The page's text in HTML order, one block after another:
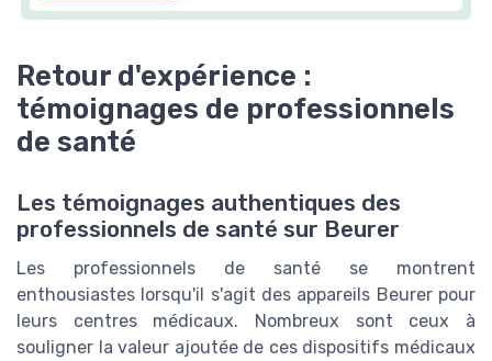
Retour d'expérience :
témoignages de professionnels
de santé
Les témoignages authentiques des
professionnels de santé sur Beurer
Les professionnels de santé se montrent
enthousiastes lorsqu'il s'agit des appareils Beurer pour
leurs centres médicaux. Nombreux sont ceux à
souligner la valeur ajoutée de ces dispositifs médicaux